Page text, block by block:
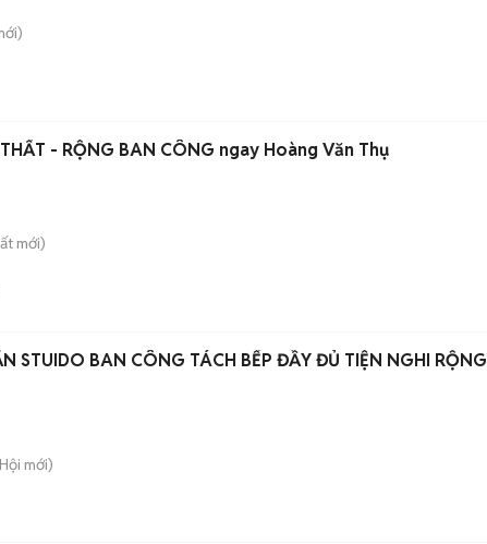
THẤT - RỘNG BAN CÔNG ngay Hoàng Văn Thụ
mới)
STUIDO BAN CÔNG TÁCH BẾP ĐẦY ĐỦ TIỆN NGHI RỘNG
mới)